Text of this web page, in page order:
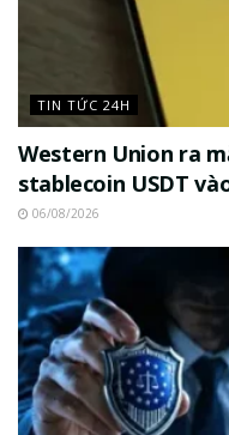
TIN TỨC 24H
Western Union ra
stablecoin USDT
06/08/2026